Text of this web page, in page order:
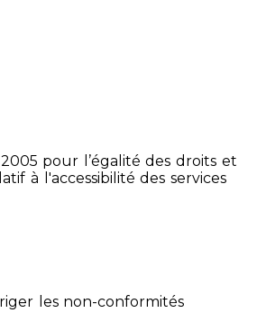
pour l’égalité des droits et
à l'accessibilité des services
les non-conformités